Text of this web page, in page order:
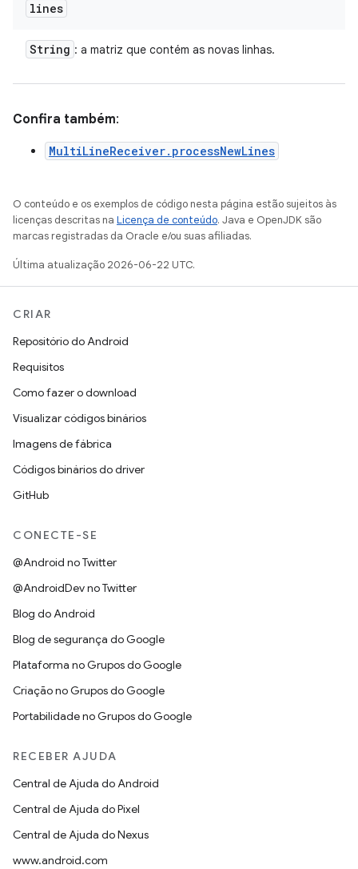
lines
String : a matriz que contém as novas linhas.
Confira também:
MultiLineReceiver.processNewLines
O conteúdo e os exemplos de código nesta página estão sujeitos às
licenças descritas na Licença de conteúdo. Java e OpenJDK são
marcas registradas da Oracle e/ou suas afiliadas.
Última atualização 2026-06-22 UTC.
CRIAR
Repositório do Android
Requisitos
Como fazer o download
Visualizar códigos binários
Imagens de fábrica
Códigos binários do driver
GitHub
CONECTE-SE
@Android no Twitter
@AndroidDev no Twitter
Blog do Android
Blog de segurança do Google
Plataforma no Grupos do Google
Criação no Grupos do Google
Portabilidade no Grupos do Google
RECEBER AJUDA
Central de Ajuda do Android
Central de Ajuda do Pixel
Central de Ajuda do Nexus
www.android.com